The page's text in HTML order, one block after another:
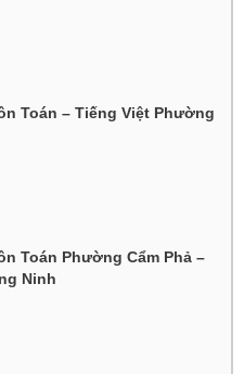
Toán – Tiếng Việt Phường
Toán Phường Cẩm Phả –
Ninh